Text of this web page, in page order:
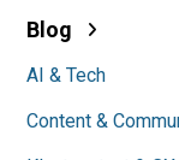
Blog
AI & Tech
Content &